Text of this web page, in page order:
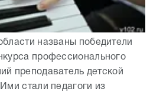
названы победители
профессионального
преподаватель детской
стали педагоги из